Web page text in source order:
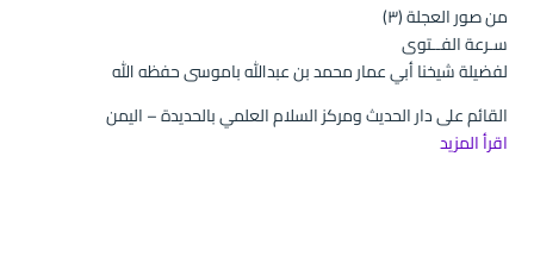
من صور العجلة (۳)
سـرعة الفــتوى
لفضيلة شيخنا أبي عمار محمد بن عبدالله باموسى حفظه الله
القائم على دار الحديث ومركز السلام العلمي بالحديدة – اليمن
اقرأ المزيد